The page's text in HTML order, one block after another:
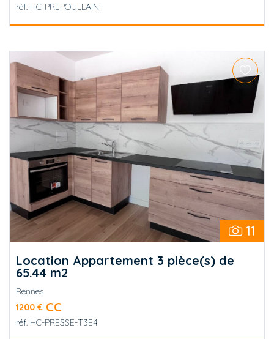
réf. HC-PREPOULLAIN
11
Location Appartement 3 pièce(s) de
65.44 m2
Rennes
1200 € CC
réf. HC-PRESSE-T3E4